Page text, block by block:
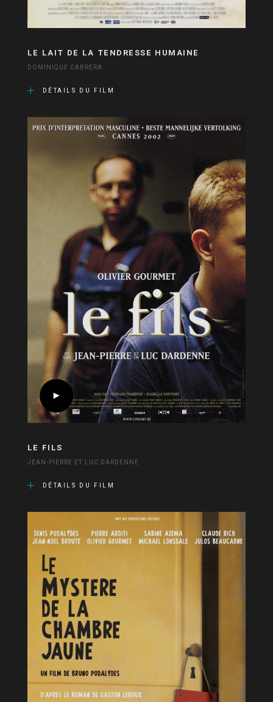
LE LAIT DE LA TENDRESSE HUMAINE
DOMINIQUE CABRERA
DÉTAILS DU FILM
LE FILS
JEAN-PIERRE ET LUC DARDENNE
DÉTAILS DU FILM